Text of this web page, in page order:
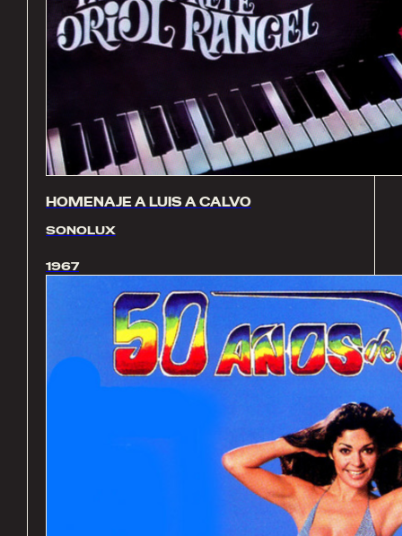
HOMENAJE A LUIS A CALVO
SONOLUX
1967